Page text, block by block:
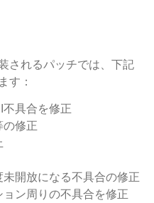
されるパッチでは、下記
す：
具合を修正
の修正
開放になる不具合の修正
ン周りの不具合を修正